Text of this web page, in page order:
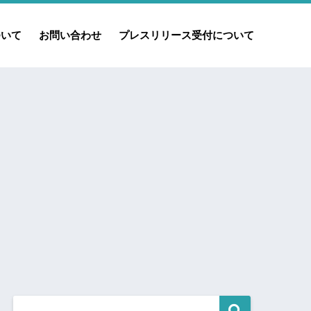
て お問い合わせ プレスリリース受付について